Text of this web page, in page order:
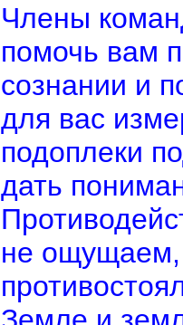
Члены
помочь вам
сознании и
для вас
подоплеки
дать
не ощущаем,